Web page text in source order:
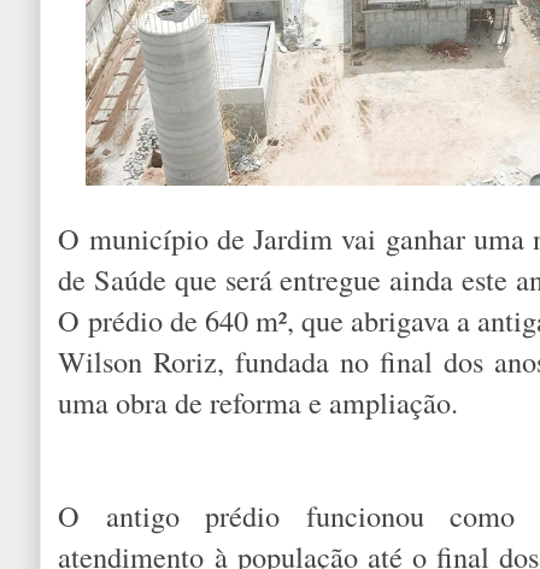
O município de Jardim vai ganhar uma
de Saúde que será entregue ainda este
O prédio de 640 m², que abrigava a
Wilson Roriz, fundada no final dos
uma obra de reforma e ampliação.
O antigo prédio funcionou como
atendimento à população até o final